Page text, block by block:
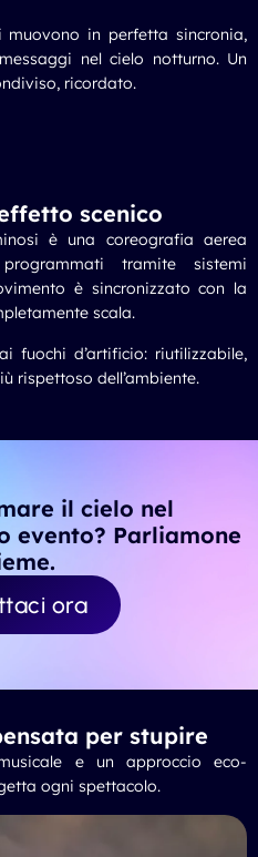
in perfetta sincronia,
nel cielo notturno. Un
ricordato.
scenico
è una coreografia aerea
tramite sistemi
è sincronizzato con la
scala.
fuochi d’artificio: riutilizzabile,
rispettoso dell’ambiente.
il cielo nel
evento? Parliamone
ora
per stupire
e un approccio eco-
ogni spettacolo.